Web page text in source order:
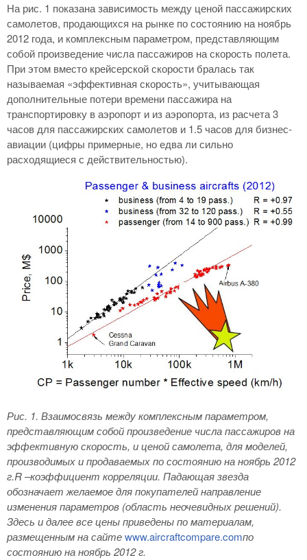
На рис. 1 показана зависимость между ценой пассажирских
самолетов, продающихся на рынке по состоянию на ноябрь
2012 года, и комплексным параметром, представляющим
собой произведение числа пассажиров на скорость полета.
При этом вместо крейсерской скорости бралась так
называемая «эффективная скорость», учитывающая
дополнительные потери времени пассажира на
транспортировку в аэропорт и из аэропорта, из расчета 3
часов для пассажирских самолетов и 1.5 часов для бизнес-
авиации (цифры примерные, но едва ли сильно
расходящиеся с действительностью).
Рис. 1. Взаимосвязь между комплексным параметром,
представляющим собой произведение числа пассажиров на
эффективную скорость, и ценой самолета, для моделей,
производимых и продаваемых по состоянию на ноябрь 2012
г.R–коэффициент корреляции. Падающая звезда
обозначает желаемое для покупателей направление
изменения параметров (область неочевидных решений).
Здесь и далее все цены приведены по материалам,
размещенным на сайтеwww.aircraftcompare.comпо
состоянию на ноябрь 2012 г.